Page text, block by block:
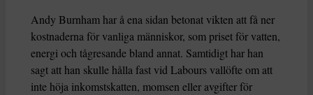
Andy Burnham har å ena sidan betonat vikten att få ner
kostnaderna för vanliga människor, som priset för vatten,
energi och tågresande bland annat. Samtidigt har han
sagt att han skulle hålla fast vid Labours vallöfte om att
inte höja inkomstskatten, momsen eller avgifter för